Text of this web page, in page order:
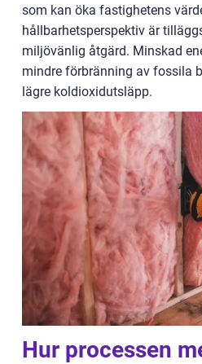
som kan öka fastighetens
hållbarhetsperspektiv är
miljövänlig åtgärd. Minskad
mindre förbränning av fossila
lägre koldioxidutsläpp.
Hur processen